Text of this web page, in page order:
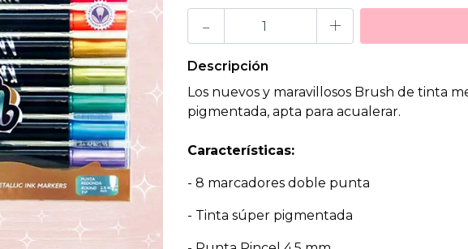
- +
Descripción
Los nuevos y maravillosos Brush de tinta
pigmentada, apta para acualerar.
Características:
- 8 marcadores doble punta
- Tinta súper pigmentada